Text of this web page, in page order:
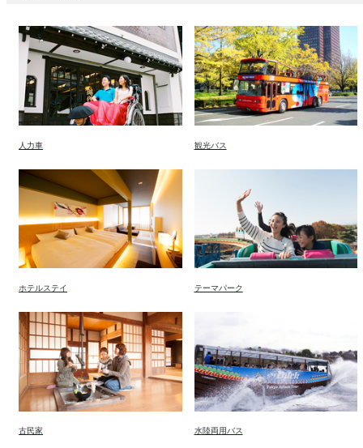
人力車 観光バス
ホテルステイ テーマパーク
古民家 水陸両用バス